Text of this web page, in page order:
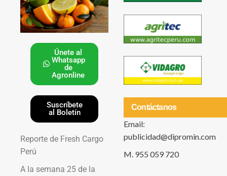
Únete al
Whatsapp
de
Agronline
Suscríbete
al Boletín
Reporte de Fresh Cargo
Perú
A la semana 25 de la
Contáctanos
Email:
publicidad@dipromin.com
M. 955 059 720